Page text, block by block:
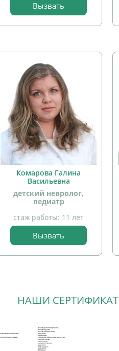
детей
Вызвать
прием
детей
Комарова Галина
Васильевна
детский невролог,
педиатр
стаж работы: 11 лет
Вызвать
НАШИ